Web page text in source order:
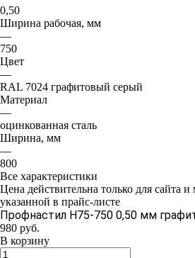
0,50
Ширина рабочая, мм
—
750
Цвет
—
RAL 7024 графитовый серый
Материал
—
оцинкованная сталь
Ширина, мм
—
800
Все характеристики
Цена действительна только для сайта и
указанной в прайс-листе
Профнастил Н75-750 0,50 мм
980 руб.
В корзину